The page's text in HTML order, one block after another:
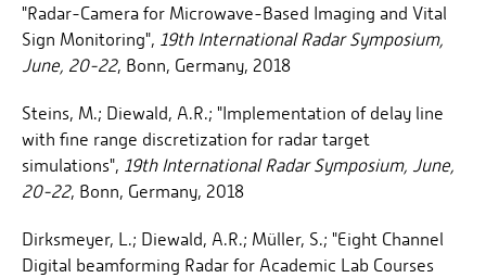
"Radar-Camera for Microwave-Based Imaging and Vital
Sign Monitoring", 19th International Radar Symposium,
June, 20-22, Bonn, Germany, 2018
Steins, M.; Diewald, A.R.; "Implementation of delay line
with fine range discretization for radar target
simulations", 19th International Radar Symposium, June,
20-22, Bonn, Germany, 2018
Dirksmeyer, L.; Diewald, A.R.; Müller, S.; "Eight Channel
Digital beamforming Radar for Academic Lab Courses